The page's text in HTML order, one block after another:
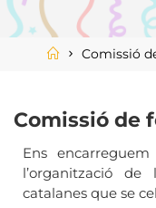
Comissió
Comissió de
Ens
l’organització de
catalanes que se